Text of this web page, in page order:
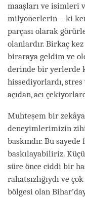
maaşları ve isimleri
milyonerlerin – ki
parçası olarak
olanlardır. Birkaç
biraraya geldim ve
derinde bir yerlerde
hissediyorlardı,
açıdan, acı
Muhteşem bir
deneyimlerimizin
baskındır. Bu
baskılayabiliriz.
süre önce ciddi bir
rahatsızlığıydı ve
bölgesi olan